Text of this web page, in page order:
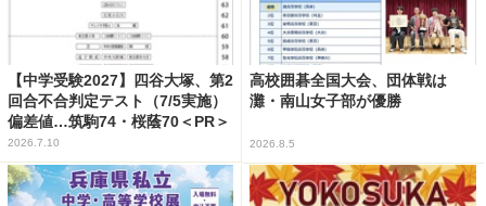
【中学受験2027】四谷大塚、第2
回合不合判定テスト（7/5実施）
偏差値…筑駒74・桜蔭70＜PR＞
2026.7.10
高校囲碁全国大会、団体戦は
灘・南山女子部が優勝
2026.8.5